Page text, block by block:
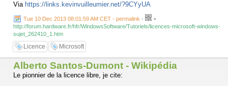
Via https://links.kevinvuilleumier.net/?9CYyUA
Tue 10 Dec 2013 08:01:59 AM CET - permalink - -
http://forum.hardware.fr/hfr/WindowsSoftware/Tutoriels/licences-microsoft-windows-
sujet_262410_1.htm
Licence Microsoft
Alberto Santos-Dumont - Wikipédia
Le pionnier de la licence libre, je cite: